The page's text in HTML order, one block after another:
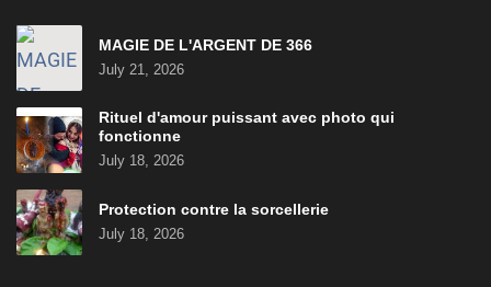
MAGIE DE L'ARGENT DE 366
July 21, 2026
Rituel d'amour puissant avec photo qui
fonctionne
July 18, 2026
Protection contre la sorcellerie
July 18, 2026